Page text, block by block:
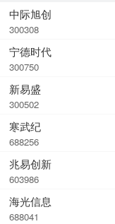
中际旭创
300308
宁德时代
300750
新易盛
300502
寒武纪
688256
兆易创新
603986
海光信息
688041